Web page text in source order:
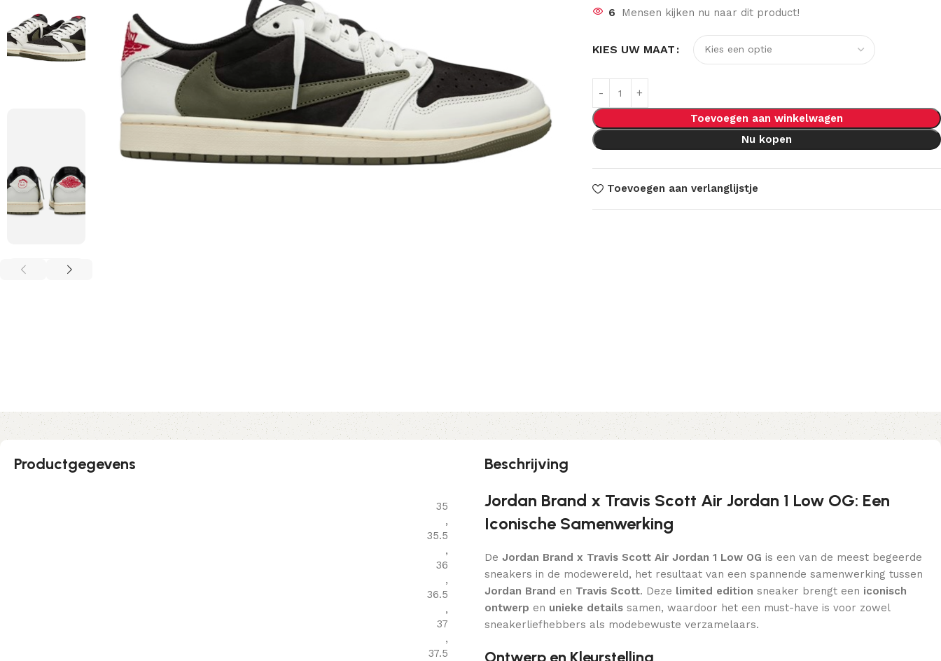
6 Mensen kijken nu naar dit product!
KIES UW MAAT
Toevoegen aan winkelwagen
Nu kopen
Toevoegen aan verlanglijstje
Productgegevens
35
,
35.5
,
36
,
36.5
,
37
,
37.5
Beschrijving
Jordan Brand x Travis Scott Air Jordan 1 Low OG: Een
Iconische Samenwerking
De Jordan Brand x Travis Scott Air Jordan 1 Low OG is een van de meest begeerde
sneakers in de modewereld, het resultaat van een spannende samenwerking tussen
Jordan Brand en Travis Scott. Deze limited edition sneaker brengt een iconisch
ontwerp en unieke details samen, waardoor het een must-have is voor zowel
sneakerliefhebbers als modebewuste verzamelaars.
Ontwerp en Kleurstelling